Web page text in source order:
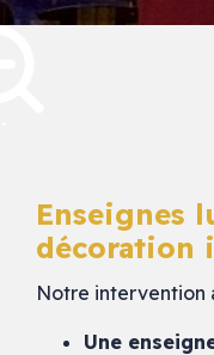
Enseignes
décoration
Notre intervention
Une